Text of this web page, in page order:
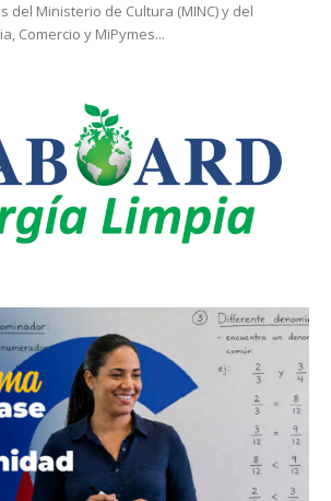
del Ministerio de Cultura (MINC) y del
Comercio y MiPymes...